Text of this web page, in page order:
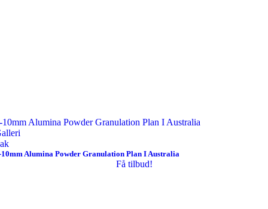
10mm Alumina Powder Granulation Plan I Australia
10mm Alumina Powder Granulation Plan I Australia
Få tilbud!